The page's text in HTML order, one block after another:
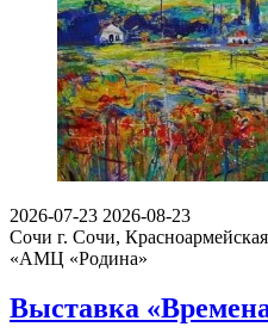
2026-07-23 2026-08-23
Сочи г. Сочи,
«АМЦ «Родина»
Выставка